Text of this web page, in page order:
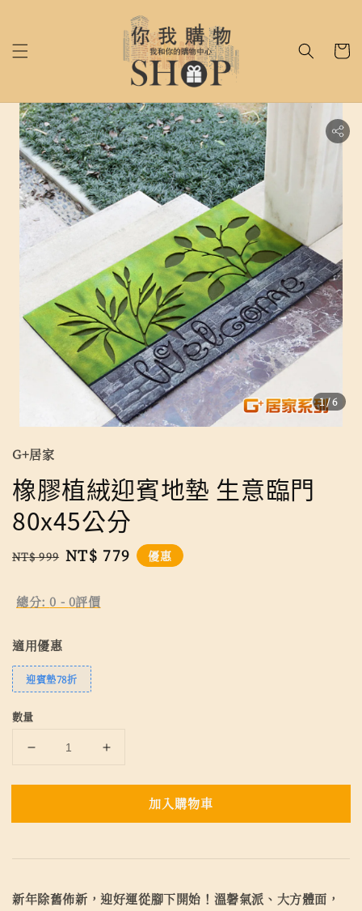
1/6
G+居家
橡膠植絨迎賓地墊 生意臨門
80x45公分
Regular
NT$ 999 Sale
NT$ 779 優惠
總分:0 - 0評價
適用優惠
迎賓墊78折
數量
加入購物車
新年除舊佈新，迎好運從腳下開始！溫馨氣派、大方體面，